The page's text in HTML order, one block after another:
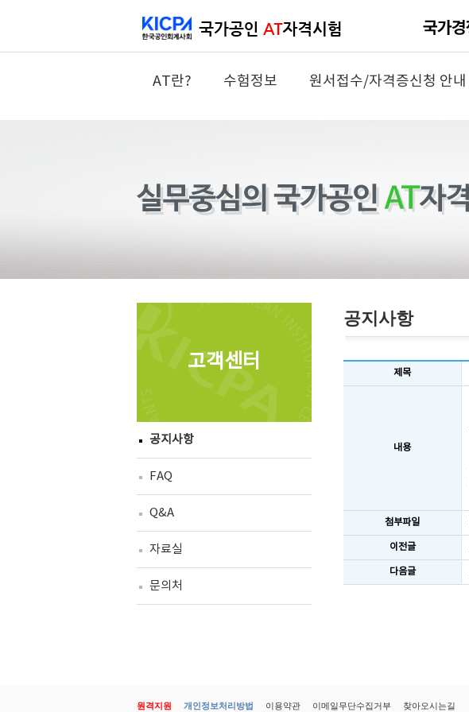
AT란? 수험정보 원서접수/자격증신청 안내
고객센터
공지사항
FAQ
Q&A
자료실
문의처
공지사항
제목
내용
첨부파일
이전글
다음글
원격지원 개인정보처리방법 이용약관 이메일무단수집거부 찾아오시는길